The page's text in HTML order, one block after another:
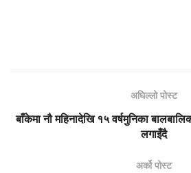
अघिल्लो पोस्ट
बाँकेमा नौ महिनादेखि १५ वर्षमुनिका
लगाइँदै
अर्को पोस्ट